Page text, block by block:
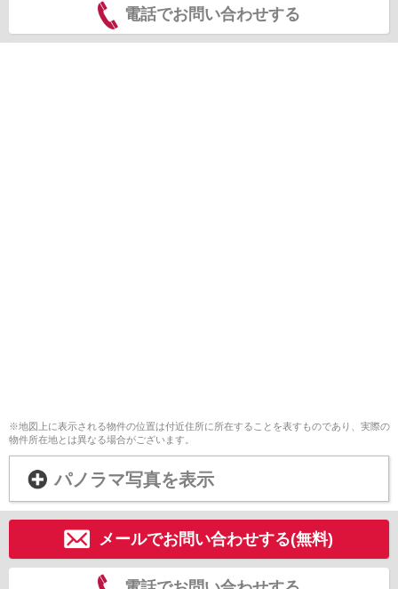
電話でお問い合わせする
※地図上に表示される物件の位置は付近住所に所在することを表すものであり、実際の
物件所在地とは異なる場合がございます。
パノラマ写真を表示
メールでお問い合わせする(無料)